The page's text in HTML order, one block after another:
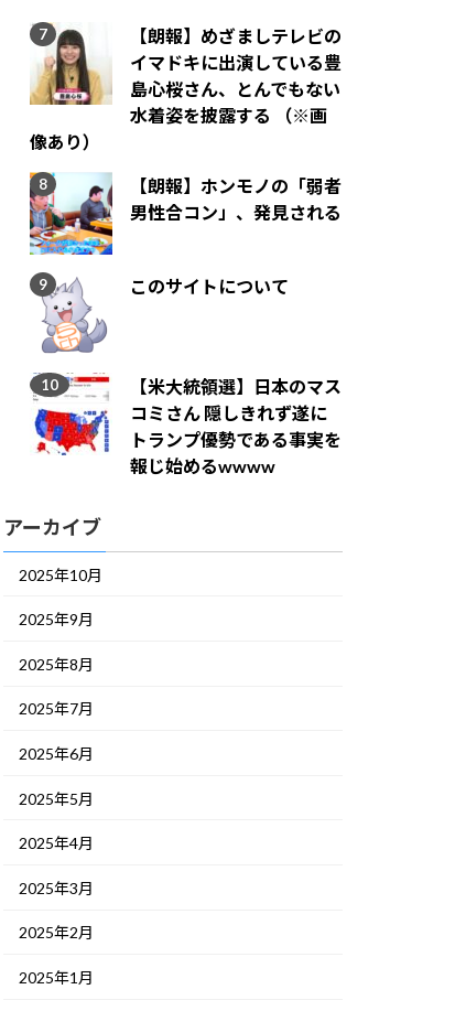
【朗報】めざましテレビの
イマドキに出演している豊
島心桜さん、とんでもない
水着姿を披露する （※画
像あり）
【朗報】ホンモノの「弱者
男性合コン」、発見される
このサイトについて
【米大統領選】日本のマス
コミさん 隠しきれず遂に
トランプ優勢である事実を
報じ始めるwwww
アーカイブ
2025年10月
2025年9月
2025年8月
2025年7月
2025年6月
2025年5月
2025年4月
2025年3月
2025年2月
2025年1月